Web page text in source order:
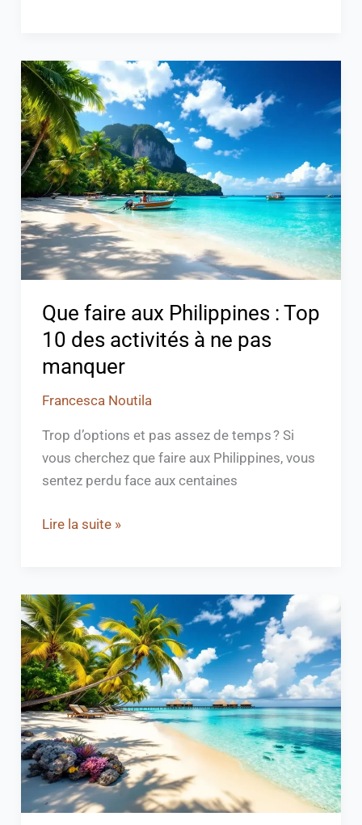
Que faire aux Philippines : Top
10 des activités à ne pas
manquer
Francesca Noutila
Trop d’options et pas assez de temps ? Si
vous cherchez que faire aux Philippines, vous
sentez perdu face aux centaines
Que
faire
aux
Philippines
:
Top
10
des
activités
à
pas
manquer
Lire la suite »
Que
faire
aux
Maldives
:
Top
10
des
activités
à